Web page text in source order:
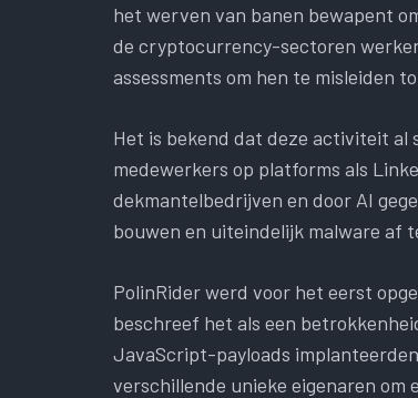
het werven van banen bewapent
de cryptocurrency-sectoren
assessments om hen te misleiden
Het is bekend dat deze activiteit al
medewerkers op platforms als
dekmantelbedrijven en door AI
bouwen en uiteindelijk malware af
PolinRider werd voor het eerst
beschreef het als een
JavaScript-payloads
verschillende unieke eigenaren om